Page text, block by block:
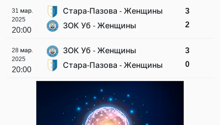
31 мар.
2025
20:00
Стара-Пазова - Женщины
ЗОК Уб - Женщины
3
2
28 мар.
2025
20:00
ЗОК Уб - Женщины
Стара-Пазова - Женщины
3
0